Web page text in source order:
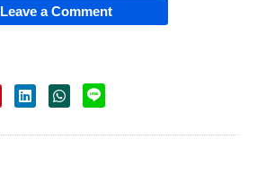
Leave a Comment